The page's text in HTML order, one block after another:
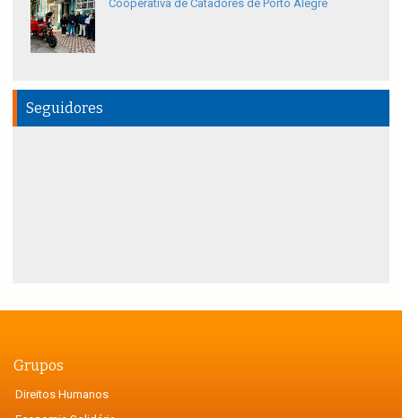
Cooperativa de Catadores de Porto Alegre
Seguidores
Grupos
Direitos Humanos